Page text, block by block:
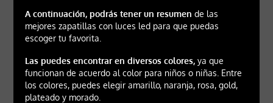
A continuación, podrás tener un resumen de las
mejores zapatillas con luces led para que puedas
escoger tu favorita.
Las puedes encontrar en diversos colores,ya que
funcionan de acuerdo al color para niños o niñas. Entre
los colores, puedes elegir amarillo, naranja, rosa, gold,
plateado y morado.